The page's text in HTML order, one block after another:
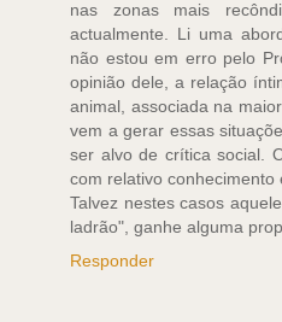
nas zonas mais
actualmente. Li uma
não estou em erro pelo
opinião dele, a relação
animal, associada na
vem a gerar essas
ser alvo de crítica social.
com relativo conhecimento
Talvez nestes casos
ladrão", ganhe alguma
Responder